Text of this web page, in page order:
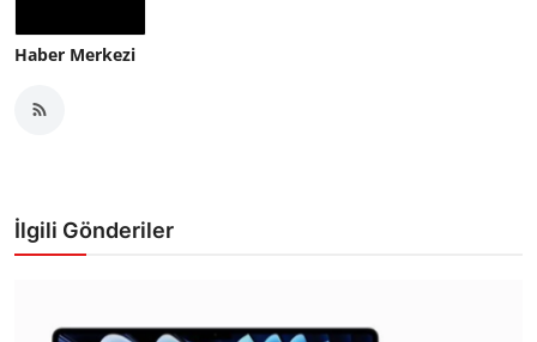
Haber Merkezi
İlgili Gönderiler